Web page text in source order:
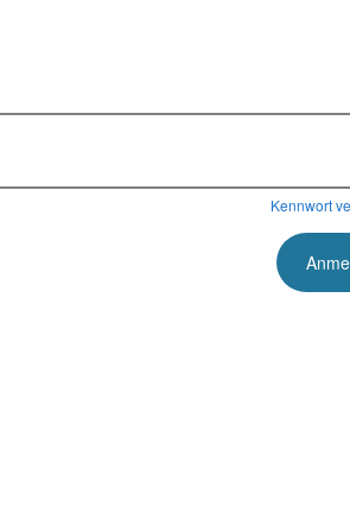
Kennwort